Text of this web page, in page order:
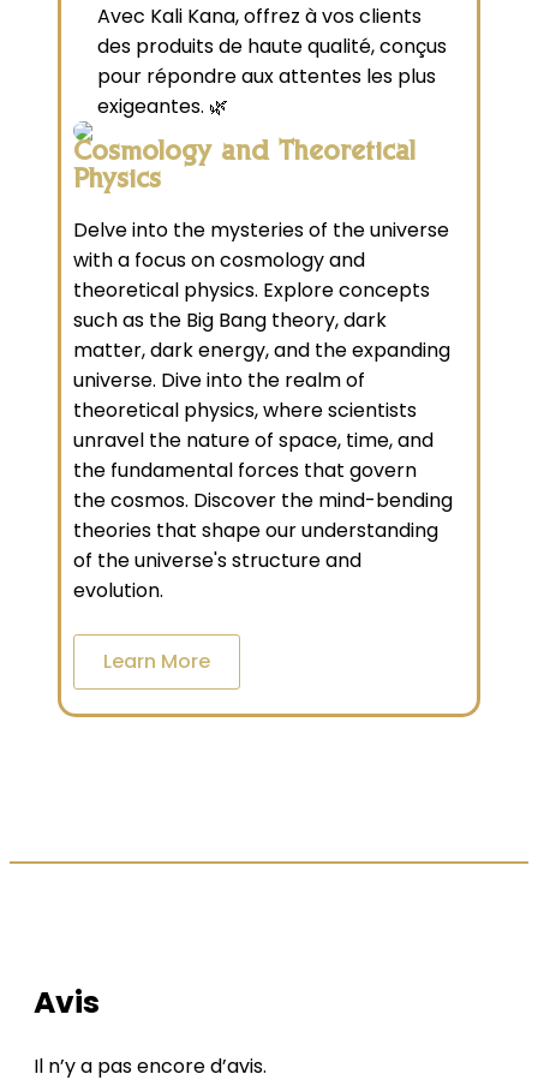
Avec Kali Kana, offrez à vos clients
des produits de haute qualité, conçus
pour répondre aux attentes les plus
exigeantes. 🌿
Cosmology and Theoretical
Physics
Delve into the mysteries of the universe
with a focus on cosmology and
theoretical physics. Explore concepts
such as the Big Bang theory, dark
matter, dark energy, and the expanding
universe. Dive into the realm of
theoretical physics, where scientists
unravel the nature of space, time, and
the fundamental forces that govern
the cosmos. Discover the mind-bending
theories that shape our understanding
of the universe's structure and
evolution.
Learn More
Avis
Il n’y a pas encore d’avis.